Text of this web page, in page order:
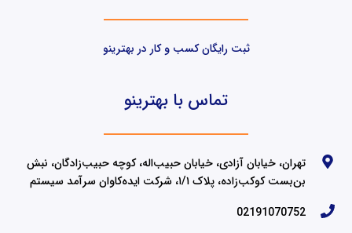
ثبت رایگان کسب و کار در بهترینو
تماس با بهترینو
تهران، خیابان آزادی، خیابان حبیب‌اله، کوچه حبیب‌زادگان، نبش
بن‌بست کوکب‌زاده، پلاک ۱/۱، شرکت ایده‌کاوان سرآمد سیستم
02191070752